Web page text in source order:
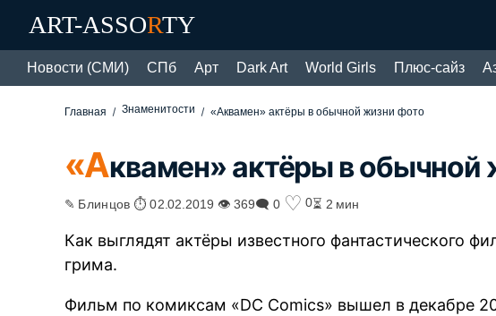
ART-ASSORTY
Новости (СМИ) СПб Арт Dark Art World Girls Плюс-сайз
Главная Знаменитости «Аквамен» актёры в обычной жизни фото
«Аквамен» актёры в обычной
✎ Блинцов ⏱ 02.02.2019 👁 369🗨 0 ♡ 0⏳ 2 мин
Как выглядят актёры известного фантастического
грима.
Фильм по комиксам «DC Comics» вышел в декабре